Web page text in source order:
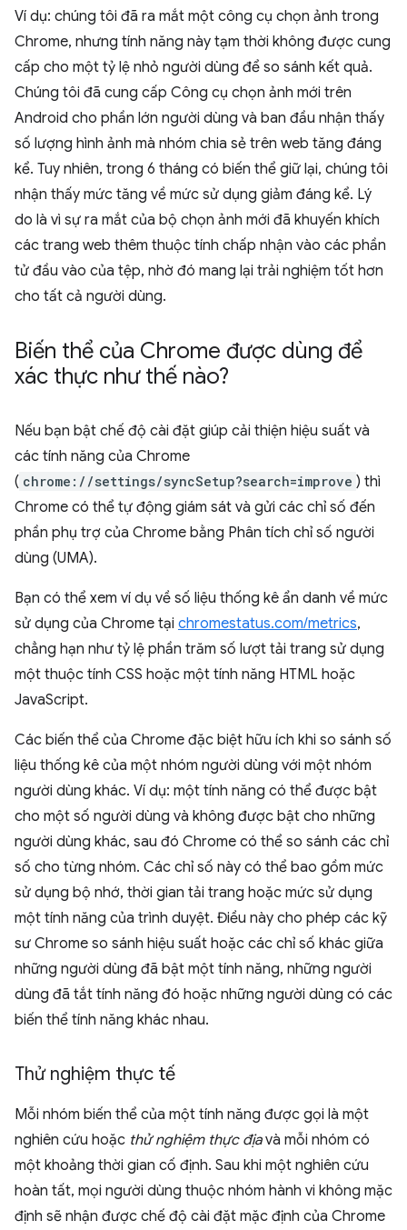
Ví dụ: chúng tôi đã ra mắt một công cụ chọn ảnh trong
Chrome, nhưng tính năng này tạm thời không được cung
cấp cho một tỷ lệ nhỏ người dùng để so sánh kết quả.
Chúng tôi đã cung cấp Công cụ chọn ảnh mới trên
Android cho phần lớn người dùng và ban đầu nhận thấy
số lượng hình ảnh mà nhóm chia sẻ trên web tăng đáng
kể. Tuy nhiên, trong 6 tháng có biến thể giữ lại, chúng tôi
nhận thấy mức tăng về mức sử dụng giảm đáng kể. Lý
do là vì sự ra mắt của bộ chọn ảnh mới đã khuyến khích
các trang web thêm thuộc tính chấp nhận vào các phần
tử đầu vào của tệp, nhờ đó mang lại trải nghiệm tốt hơn
cho tất cả người dùng.
Biến thể của Chrome được dùng để
xác thực như thế nào?
Nếu bạn bật chế độ cài đặt giúp cải thiện hiệu suất và
các tính năng của Chrome
( chrome://settings/syncSetup?search=improve ) thì
Chrome có thể tự động giám sát và gửi các chỉ số đến
phần phụ trợ của Chrome bằng Phân tích chỉ số người
dùng (UMA).
Bạn có thể xem ví dụ về số liệu thống kê ẩn danh về mức
sử dụng của Chrome tại chromestatus.com/metrics,
chẳng hạn như tỷ lệ phần trăm số lượt tải trang sử dụng
một thuộc tính CSS hoặc một tính năng HTML hoặc
JavaScript.
Các biến thể của Chrome đặc biệt hữu ích khi so sánh số
liệu thống kê của một nhóm người dùng với một nhóm
người dùng khác. Ví dụ: một tính năng có thể được bật
cho một số người dùng và không được bật cho những
người dùng khác, sau đó Chrome có thể so sánh các chỉ
số cho từng nhóm. Các chỉ số này có thể bao gồm mức
sử dụng bộ nhớ, thời gian tải trang hoặc mức sử dụng
một tính năng của trình duyệt. Điều này cho phép các kỹ
sư Chrome so sánh hiệu suất hoặc các chỉ số khác giữa
những người dùng đã bật một tính năng, những người
dùng đã tắt tính năng đó hoặc những người dùng có các
biến thể tính năng khác nhau.
Thử nghiệm thực tế
Mỗi nhóm biến thể của một tính năng được gọi là một
nghiên cứu hoặc thử nghiệm thực địavà mỗi nhóm có
một khoảng thời gian cố định. Sau khi một nghiên cứu
hoàn tất, mọi người dùng thuộc nhóm hành vi không mặc
định sẽ nhận được chế độ cài đặt mặc định của Chrome